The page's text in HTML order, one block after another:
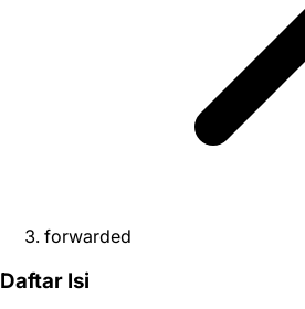
forwarded
Daftar Isi